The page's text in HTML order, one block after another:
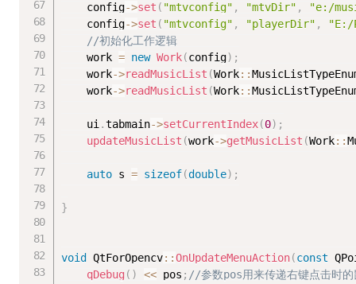
	config
->set ( "mtvconfig" , "mtvDir" ,
"e:/
	config
->set ( "mtvconfig" , "playerDir" ,
"E:/
//初始化工作逻辑
	work
= new Work(config) ;
	work
->readMusicList (Work::
	work
->readMusicList (Work::
	ui
.tabmain->setCurrentIndex(0) ;
updateMusicList (work->getMusicList (Work::
auto s = sizeof(double) ;
}
void QtForOpencv::OnUpdateMenuAction(const
qDebug ( ) << pos ; //参数pos用来传递右键点击时的